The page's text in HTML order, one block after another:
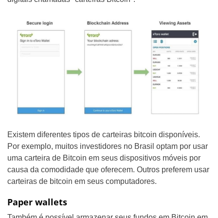
Existem diferentes tipos de carteiras bitcoin disponíveis.
Por exemplo, muitos investidores no Brasil optam por usar
uma carteira de Bitcoin em seus dispositivos móveis por
causa da comodidade que oferecem. Outros preferem usar
carteiras de bitcoin em seus computadores.
Paper wallets